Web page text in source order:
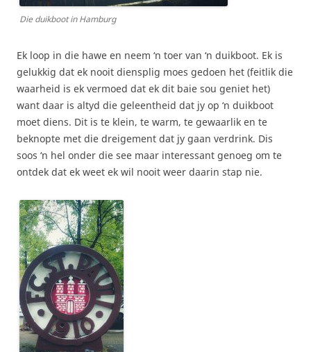
Die duikboot in Hamburg
Ek loop in die hawe en neem ‘n toer van ‘n duikboot. Ek is
gelukkig dat ek nooit diensplig moes gedoen het (feitlik die
waarheid is ek vermoed dat ek dit baie sou geniet het)
want daar is altyd die geleentheid dat jy op ‘n duikboot
moet diens. Dit is te klein, te warm, te gewaarlik en te
beknopte met die dreigement dat jy gaan verdrink. Dis
soos ‘n hel onder die see maar interessant genoeg om te
ontdek dat ek weet ek wil nooit weer daarin stap nie.